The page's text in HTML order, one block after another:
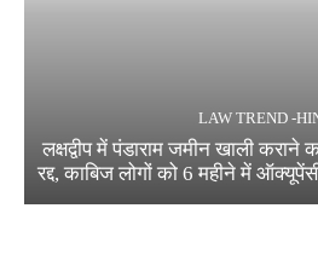
LAW TREND -
लक्षद्वीप में पंडाराम जमीन खाली
रद्द, काबिज लोगों को 6 महीने में